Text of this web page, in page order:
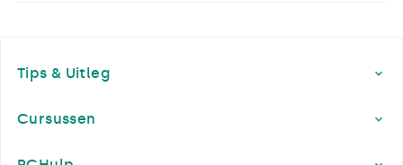
Tips & Uitleg
Cursussen